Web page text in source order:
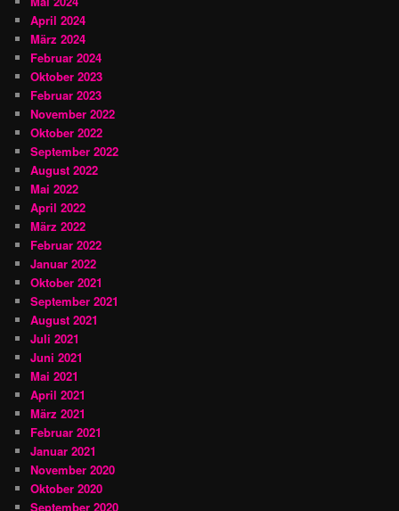
April 2024
März 2024
Februar 2024
Oktober 2023
Februar 2023
November 2022
Oktober 2022
September 2022
August 2022
Mai 2022
April 2022
März 2022
Februar 2022
Januar 2022
Oktober 2021
September 2021
August 2021
Juli 2021
Juni 2021
Mai 2021
April 2021
März 2021
Februar 2021
Januar 2021
November 2020
Oktober 2020
September 2020